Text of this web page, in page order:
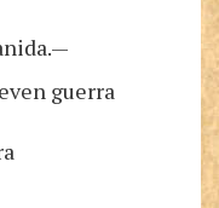
guerra